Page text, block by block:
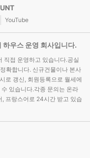
YouTube
우스 운영 회사입니다.
직접 운영하고 있습니다.공실
확합니다. 신규건물이나 본사
로 갱신, 회원등록으로 월세에
있습니다.각종 문의는 온라
프랑스어로 24시간 받고 있습